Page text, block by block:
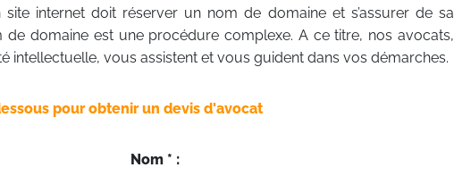
internet doit réserver un nom de domaine et s’assurer de sa
de domaine est une procédure complexe. A ce titre, nos avocats,
intellectuelle, vous assistent et vous guident dans vos démarches.
pour obtenir un devis d'avocat
Nom * :